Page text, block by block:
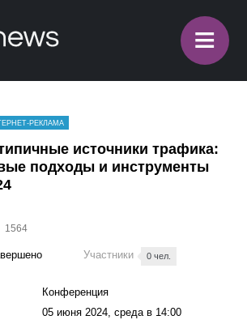
≡
РЕКЛАМА
источники трафика:
подходы и инструменты
1564
Участники 0 чел.
Конференция
05 июня 2024, среда в 14:00